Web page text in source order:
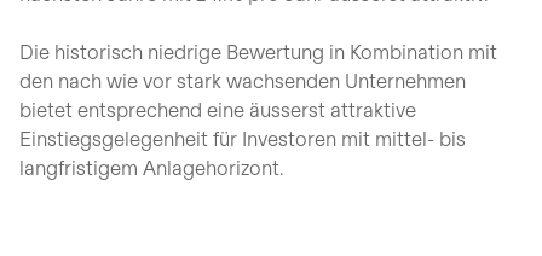
Die historisch niedrige Bewertung in Kombination mit
den nach wie vor stark wachsenden Unternehmen
bietet entsprechend eine äusserst attraktive
Einstiegsgelegenheit für Investoren mit mittel- bis
langfristigem Anlagehorizont.